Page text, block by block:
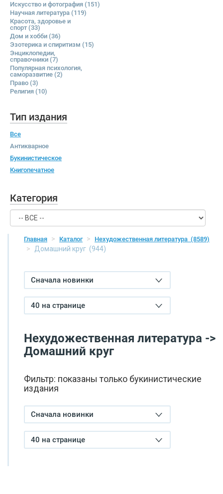
Искусство и фотография (151)
Научная литература (119)
Красота, здоровье и
спорт(33)
Дом и хобби (36)
Эзотерика и спиритизм (15)
Энциклопедии,
справочники (7)
Популярная психология,
саморазвитие (2)
Право (3)
Религия (10)
Тип издания
Все
Антикварное
Букинистическое
Книгопечатное
Категория
Главная Каталог Нехудожественная литература (8589)
Домашний круг (944)
Сначала новинки
40 на странице
Нехудожественная литература ->
Домашний круг
Фильтр: показаны только букинистические
издания
Сначала новинки
40 на странице